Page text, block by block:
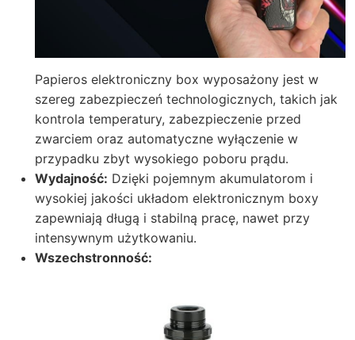
Papieros elektroniczny box wyposażony jest w
szereg zabezpieczeń technologicznych, takich jak
kontrola temperatury, zabezpieczenie przed
zwarciem oraz automatyczne wyłączenie w
przypadku zbyt wysokiego poboru prądu.
Wydajność: Dzięki pojemnym akumulatorom i
wysokiej jakości układom elektronicznym boxy
zapewniają długą i stabilną pracę, nawet przy
intensywnym użytkowaniu.
Wszechstronność: